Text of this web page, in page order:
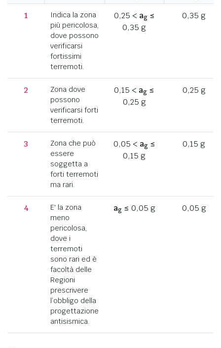
1
Indica la zona
più pericolosa,
dove possono
verificarsi
fortissimi
terremoti.
0,25 < ag≤
0,35 g
0,35 g
2
Zona dove
possono
verificarsi forti
terremoti.
0,15 < ag ≤
0,25 g
0,25 g
3
Zona che può
essere
soggetta a
forti terremoti
ma rari.
0,05 < ag≤
0,15 g
0,15 g
4
E' la zona
meno
pericolosa,
dove i
terremoti
sono rari ed è
facoltà delle
Regioni
prescrivere
l’obbligo della
progettazione
antisismica.
ag≤ 0,05 g 0,05 g